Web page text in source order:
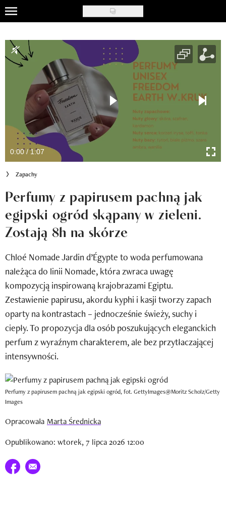
Skip
to
main
content
Moda
Ślub i wesele
Styl życia
Nasze akcje
Inspiracje
Newsy
Newsletter
Wizaz Summer Influ School
Mój profil / Zarejestruj się
0:00 / 1:07
Zapachy
Perfumy z papirusem pachną jak
egipski ogród skąpany w zieleni.
Zostają 8h na skórze
Chloé Nomade Jardin d’Égypte to woda perfumowana
należąca do linii Nomade, która zwraca uwagę
kompozycją inspirowaną krajobrazami Egiptu.
Zestawienie papirusu, akordu kyphi i kasji tworzy zapach
oparty na kontrastach – jednocześnie świeży, suchy i
ciepły. To propozycja dla osób poszukujących eleganckich
perfum z wyraźnym charakterem, ale bez przytłaczającej
intensywności.
Perfumy z papirusem pachną jak egipski ogród, fot. GettyImages@Moritz Scholz/Getty
Images
Opracowała Marta Średnicka
Opublikowano: wtorek, 7 lipca 2026 12:00
Udostępnij na facebook
E-mail do przyjaciela